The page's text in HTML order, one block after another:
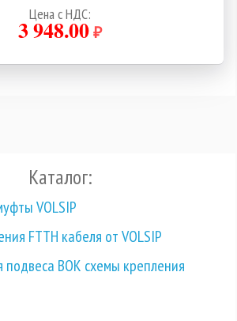
Цена с НДС:
3 948.00₽
Каталог:
VOLSIP
FTTH кабеля от VOLSIP
подвеса ВОК схемы крепления